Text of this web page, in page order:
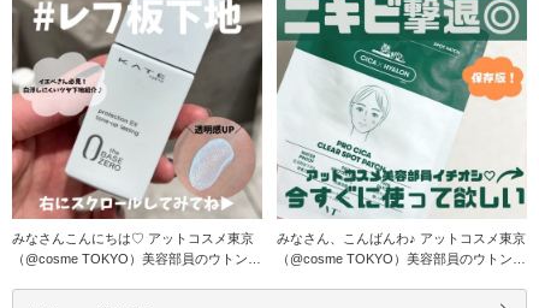
みなさんこんにちは♡ アットコスメ東京
（@cosme TOKYO）美容部員のウトンで
みなさん、こんばんわ♪ アットコスメ東京
（@cosme TOKYO）美容部員のウトンで